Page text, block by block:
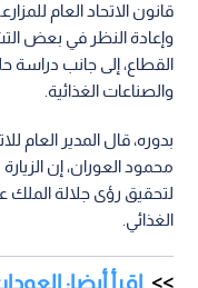
قانون الاتحاد العام
وإعادة النظر في بعض
القطاع، إلى جانب دراسة
والصناعات الغذائية.
بدوره، قال المدير العام
محمود العوران، إن
لتحقيق رؤى جلالة الملك
الغذائي.
اقرأ أيضا: